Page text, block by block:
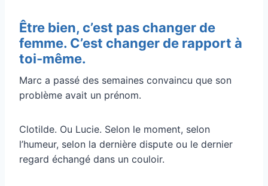
Être bien, c’est pas changer de
femme. C’est changer de rapport à
toi-même.
Marc a passé des semaines convaincu que son
problème avait un prénom.
Clotilde. Ou Lucie. Selon le moment, selon
l’humeur, selon la dernière dispute ou le dernier
regard échangé dans un couloir.